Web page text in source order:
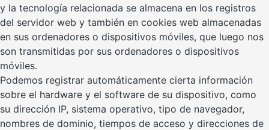
y la tecnología relacionada se almacena en los registros
del servidor web y también en cookies web almacenadas
en sus ordenadores o dispositivos móviles, que luego nos
son transmitidas por sus ordenadores o dispositivos
móviles.
Podemos registrar automáticamente cierta información
sobre el hardware y el software de su dispositivo, como
su dirección IP, sistema operativo, tipo de navegador,
nombres de dominio, tiempos de acceso y direcciones de